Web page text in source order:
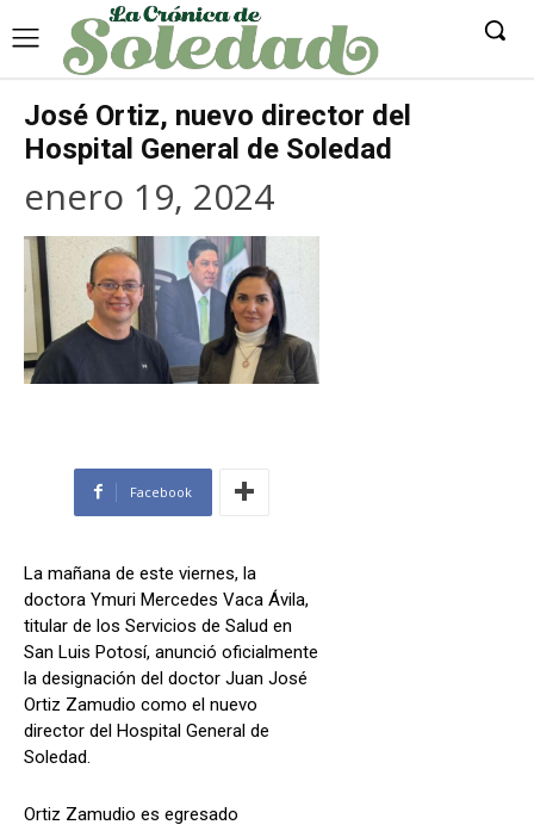
José Ortiz, nuevo director del
Hospital General de Soledad
enero 19, 2024
Facebook
La mañana de este viernes, la
doctora Ymuri Mercedes Vaca Ávila,
titular de los Servicios de Salud en
San Luis Potosí, anunció oficialmente
la designación del doctor Juan José
Ortiz Zamudio como el nuevo
director del Hospital General de
Soledad.
Ortiz Zamudio es egresado